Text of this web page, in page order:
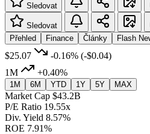
Sledovat
Sledovat
Přehled
Finance Články Flash
$25.07 -0.16% (-$0.04)
1M
+0.40%
1M 6M YTD 1Y 5Y MAX
Market Cap $43.2B
P/E Ratio 19.55x
Div. Yield 8.57%
ROE 7.91%